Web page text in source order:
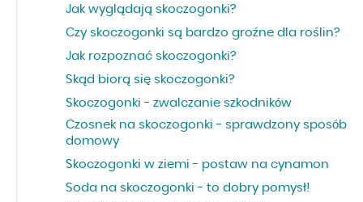
Jak wyglądają skoczogonki?
Czy skoczogonki są bardzo groźne dla roślin?
Jak rozpoznać skoczogonki?
Skąd biorą się skoczogonki?
Skoczogonki - zwalczanie szkodników
Czosnek na skoczogonki - sprawdzony sposób
domowy
Skoczogonki w ziemi - postaw na cynamon
Soda na skoczogonki - to dobry pomysł!